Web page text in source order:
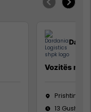
Vozitës me
Prishtinë
13 Gusht